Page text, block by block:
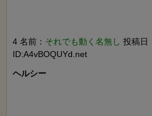
4 名前： それでも動く名無し 投稿日
ID:A4vBOQUYd.net
ヘルシー